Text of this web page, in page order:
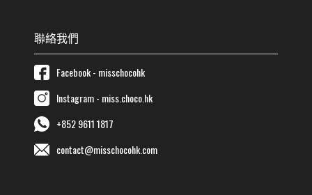
聯絡我們
Facebook - misschocohk
Instagram - miss.choco.hk
+852 9611 1817
contact@misschocohk.com